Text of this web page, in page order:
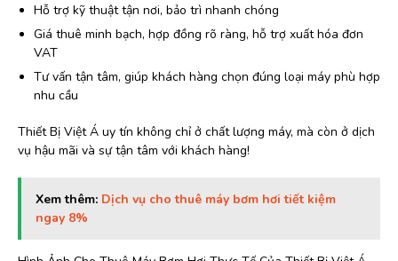
Hỗ trợ kỹ thuật tận nơi, bảo trì nhanh chóng
Giá thuê minh bạch, hợp đồng rõ ràng, hỗ trợ xuất hóa đơn
VAT
Tư vấn tận tâm, giúp khách hàng chọn đúng loại máy phù hợp
nhu cầu
Thiết Bị Việt Á uy tín không chỉ ở chất lượng máy, mà còn ở dịch
vụ hậu mãi và sự tận tâm với khách hàng!
Xem thêm: Dịch vụ cho thuê máy bơm hơi tiết kiệm
ngay 8%